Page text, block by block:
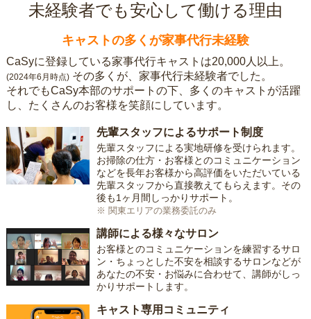
未経験者でも安心して働ける理由
キャストの多くが家事代行未経験
CaSyに登録している家事代行キャストは20,000人以上。
(2024年6月時点) その多くが、家事代行未経験者でした。
それでもCaSy本部のサポートの下、多くのキャストが活躍
し、たくさんのお客様を笑顔にしています。
先輩スタッフによるサポート制度
先輩スタッフによる実地研修を受けられます。
お掃除の仕方・お客様とのコミュニケーション
などを長年お客様から高評価をいただいている
先輩スタッフから直接教えてもらえます。その
後も1ヶ月間しっかりサポート。
※ 関東エリアの業務委託のみ
講師による様々なサロン
お客様とのコミュニケーションを練習するサロ
ン・ちょっとした不安を相談するサロンなどが
あなたの不安・お悩みに合わせて、講師がしっ
かりサポートします。
キャスト専用コミュニティ